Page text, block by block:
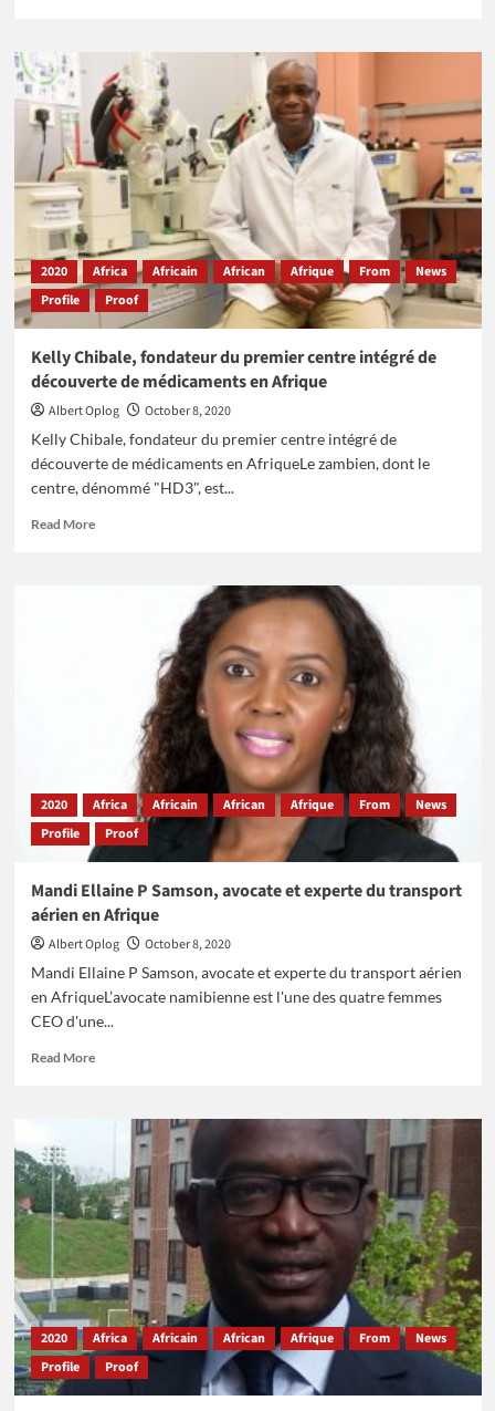
Johansen,
l’unique
femme
présidente
d’une
fédération
nationale
de
football
en
Afrique
2020 Africa Africain African Afrique From
News
Profile
Proof
Kelly Chibale, fondateur du premier centre intégré de
découverte de médicaments en Afrique
Albert Oplog
October 8, 2020
Kelly Chibale, fondateur du premier centre intégré de
découverte de médicaments en AfriqueLe zambien, dont le
centre, dénommé "HD3", est...
Read MoreRead
découverte
médicaments
en
Afrique
2020 Africa Africain African Afrique From
News
Profile
Proof
Mandi Ellaine P Samson, avocate et experte du transport
aérien en Afrique
Albert Oplog
October 8, 2020
Mandi Ellaine P Samson, avocate et experte du transport aérien
en AfriqueL’avocate namibienne est l'une des quatre femmes
CEO d'une...
Read MoreRead
Mandi
Samson,
avocate
et
experte
du
transport
aérien
en
Afrique
2020 Africa Africain African Afrique From
News
Profile
Proof